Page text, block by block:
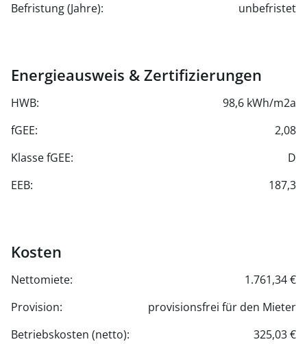
Befristung (Jahre):
unbefristet
Energieausweis & Zertifizierungen
HWB:
98,6 kWh/m2a
fGEE:
2,08
Klasse fGEE:
D
EEB:
187,3
Kosten
Nettomiete:
1.761,34 €
Provision:
provisionsfrei für den Mieter
Betriebskosten (netto):
325,03 €